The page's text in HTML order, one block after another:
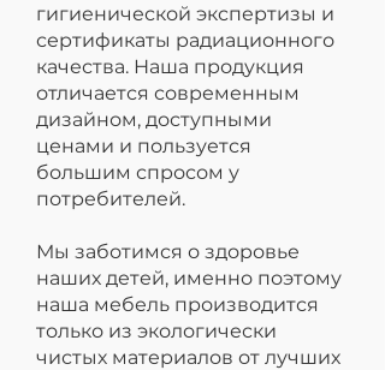
гигиенической экспертизы и
сертификаты радиационного
качества. Наша продукция
отличается современным
дизайном, доступными
ценами и пользуется
большим спросом у
потребителей.
Мы заботимся о здоровье
наших детей, именно поэтому
наша мебель производится
только из экологически
чистых материалов от лучших